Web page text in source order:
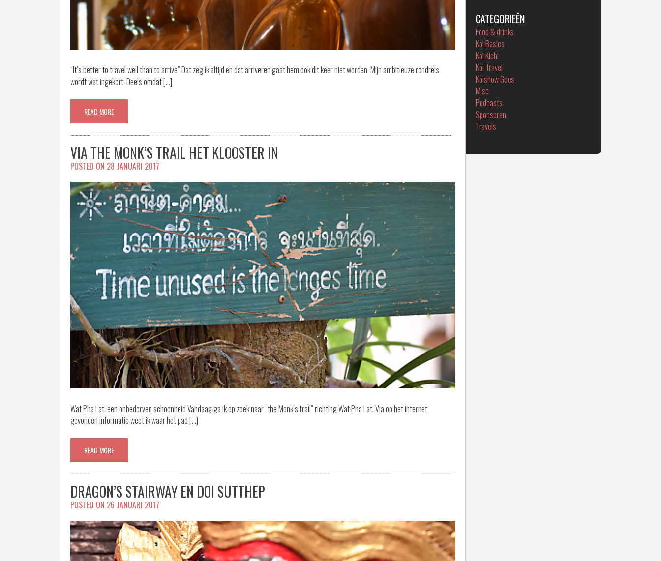
“It’s better to travel well than to arrive” Dat zeg ik altijd en dat arriveren gaat hem ook dit keer niet worden. Mijn ambitieuze rondreis
wordt wat ingekort. Deels omdat […]
READ MORE
VIA THE MONK’S TRAIL HET KLOOSTER IN
POSTED ON 28 JANUARI 2017
Wat Pha Lat, een onbedorven schoonheid Vandaag ga ik op zoek naar “the Monk’s trail” richting Wat Pha Lat. Via op het internet
gevonden informatie weet ik waar het pad […]
READ MORE
DRAGON’S STAIRWAY EN DOI SUTTHEP
POSTED ON 26 JANUARI 2017
CATEGORIEËN
Food & drinks
Koi Basics
Koi Kichi
Koi Travel
Koishow Goes
Misc
Podcasts
Sponsoren
Travels